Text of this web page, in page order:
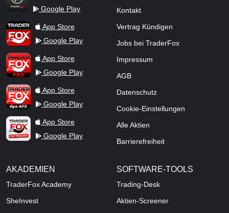
TraderFox Flash
Google Play
TraderFox AppApp Store
Google Play
TraderFox ProApp Store
Google Play
TraderFox dpa-AFX ProFeed
App Store
Google Play
TraderFox Live Trading
App Store
Google Play
Kontakt
Vertrag Kündigen
Jobs bei TraderFox
Impressum
AGB
Datenschutz
Cookie-Einstellungen
Alle Aktien
Barrierefreiheit
AKADEMIEN
TraderFox Academy
SheInvest
SOFTWARE-TOOLS
Trading-Desk
Aktien-Screener